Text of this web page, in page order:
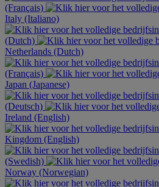
(Français)
Italy (Italiano)
(Dutch)
Netherlands (Dutch)
(Français)
Japan (Japanese)
(Deutsch)
Ireland (English)
Kingdom (English)
(Swedish)
Norway (Norwegian)